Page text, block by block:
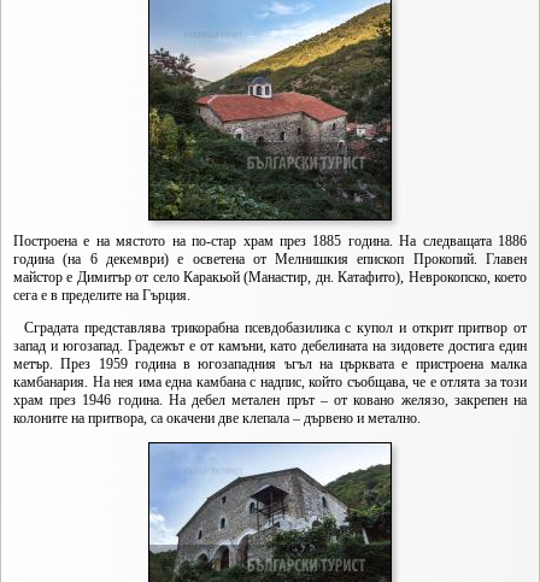
Построена е на мястото на по-стар храм през 1885 година. На следващата 1886
година (на 6 декември) е осветена от Мелнишкия епископ Прокопий. Главен
майстор е Димитър от село Каракьой (Манастир, дн. Катафито), Неврокопско, което
сега е в пределите на Гърция.
Сградата представлява трикорабна псевдобазилика с купол и открит притвор от
запад и югозапад. Градежът е от камъни, като дебелината на зидовете достига един
метър. През 1959 година в югозападния ъгъл на църквата е пристроена малка
камбанария. На нея има една камбана с надпис, който съобщава, че е отлята за този
храм през 1946 година. На дебел метален прът – от ковано желязо, закрепен на
колоните на притвора, са окачени две клепала – дървено и метално.